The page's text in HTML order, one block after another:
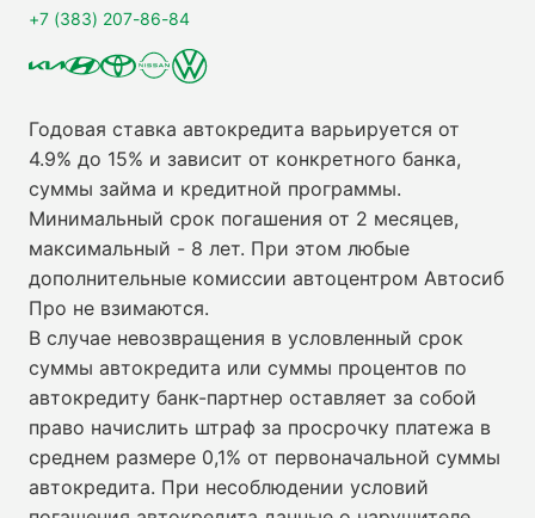
+7 (383) 207-86-84
Годовая ставка автокредита варьируется от
4.9% до 15% и зависит от конкретного банка,
суммы займа и кредитной программы.
Минимальный срок погашения от 2 месяцев,
максимальный - 8 лет. При этом любые
дополнительные комиссии автоцентром Автосиб
Про не взимаются.
В случае невозвращения в условленный срок
суммы автокредита или суммы процентов по
автокредиту банк-партнер оставляет за собой
право начислить штраф за просрочку платежа в
среднем размере 0,1% от первоначальной суммы
автокредита. При несоблюдении условий